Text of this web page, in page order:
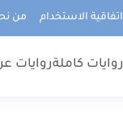
اتفاقية الاستخدام من
روايات كاملةروايات